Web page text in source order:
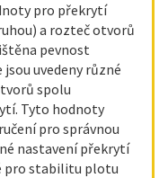
pro překrytí
a rozteč otvorů
pevnost
uvedeny různé
spolu
Tyto hodnoty
pro správnou
nastavení překrytí
pro stabilitu plotu